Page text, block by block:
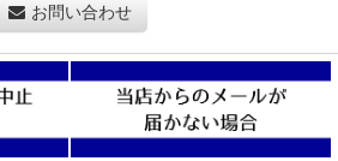
お問い合わせ